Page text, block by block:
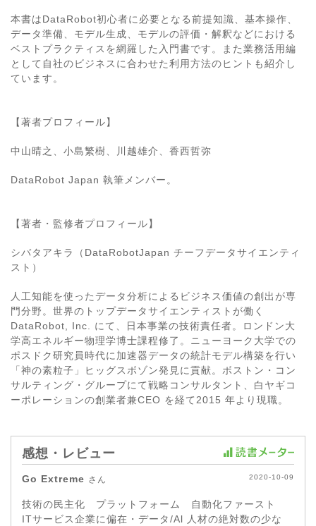
本書はDataRobot初心者に必要となる前提知識、基本操作、
データ準備、モデル生成、モデルの評価・解釈などにおける
ベストプラクティスを網羅した入門書です。また業務活用編
として自社のビジネスに合わせた利用方法のヒントも紹介し
ています。
【著者プロフィール】
中山晴之、小島繁樹、川越雄介、香西哲弥
DataRobot Japan 執筆メンバー。
【著者・監修者プロフィール】
シバタアキラ（DataRobotJapan チーフデータサイエンティ
スト）
人工知能を使ったデータ分析によるビジネス価値の創出が専
門分野。世界のトップデータサイエンティストが働く
DataRobot, Inc. にて、日本事業の技術責任者。ロンドン大
学高エネルギー物理学博士課程修了。ニューヨーク大学での
ポスドク研究員時代に加速器データの統計モデル構築を行い
「神の素粒子」ヒッグスボゾン発見に貢献。ボストン・コン
サルティング・グループにて戦略コンサルタント、白ヤギコ
ーポレーションの創業者兼CEO を経て2015 年より現職。
感想・レビュー
Go Extreme さん 2020-10-09
技術の民主化 プラットフォーム 自動化ファースト
ITサービス企業に偏在・データ/Al 人材の絶対数の少な